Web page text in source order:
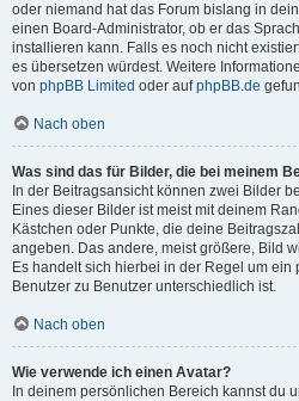
oder niemand hat das Forum bislang in
einen Board-Administrator, ob er das
installieren kann. Falls es noch nicht
es übersetzen würdest. Weitere
von phpBB Limited oder aufphpBB.de
Nach oben
Was sind das für Bilder, die bei meinem
In der Beitragsansicht können zwei Bilder
Eines dieser Bilder ist meist mit deinem
Kästchen oder Punkte, die deine
angeben. Das andere, meist größere, Bild
Es handelt sich hierbei in der Regel um
Benutzer zu Benutzer unterschiedlich ist.
Nach oben
Wie verwende ich einen Avatar?
In deinem persönlichen Bereich kannst du